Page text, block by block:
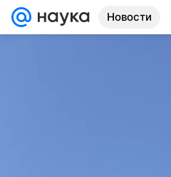
Новости